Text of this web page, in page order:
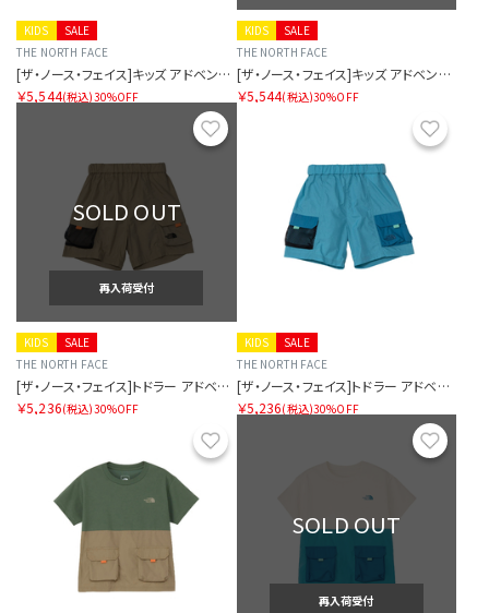
SALE
KIDS
THE NORTH FACE
[ザ・ノース・フェイス]キッズ アドベンチャーショート
￥5,544(税込)30%OFF
SALE
KIDS
THE NORTH FACE
[ザ・ノース・フェイス]キッズ アドベンチャーショート
￥5,544(税込)30%OFF
お気に入り
SOLD OUT
再入荷受付
SALE
KIDS
THE NORTH FACE
[ザ・ノース・フェイス]トドラー アドベンチャーショート
￥5,236(税込)30%OFF
SALE
KIDS
THE NORTH FACE
[ザ・ノース・フェイス]トドラー アドベンチャーショート
￥5,236(税込)30%OFF
お気に入り
SOLD OUT
再入荷受付